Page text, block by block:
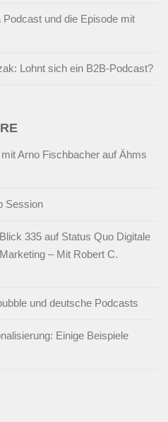
und die Episode mit
Lohnt sich ein B2B-Podcast?
Arno Fischbacher auf Ähms
Session
Blick 335 auf Status Quo Digitale
– Mit Robert C.
und deutsche Podcasts
Einige Beispiele